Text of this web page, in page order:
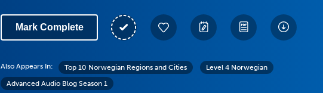
Mark Complete
Also Appears In: Top 10 Norwegian Regions and Cities
Level 4 Norwegian
Advanced Audio Blog Season 1